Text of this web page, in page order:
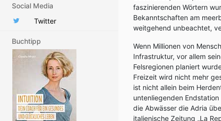
Social Media
Twitter
Buchtipp
faszinierenden Wörtern
Bekanntschaften am
weitgehend unbeachtet,
Wenn Millionen von
Infrastruktur, vor allem
Felsregionen planiert
Freizeit wird nicht mehr
ist nicht allein beim
untenliegenden
die Abwässer die Adria
italienische Zeitung „La